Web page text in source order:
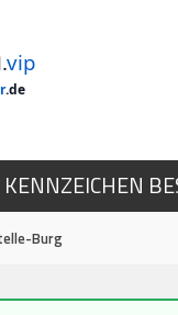
.vip
.de
KENNZEICHEN
Burg